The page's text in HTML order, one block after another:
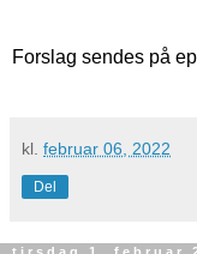
Forslag sendes på
kl. februar 06, 2022
Del